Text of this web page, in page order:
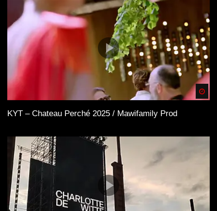
KYT – Chateau Perché 2025 / Mawifamily Prod